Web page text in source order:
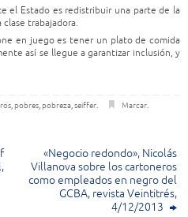
el Estado es redistribuir una parte de la
trabajadora.
en juego es tener un plato de comida
así se llegue a garantizar inclusión, y
, pobres, pobreza,seiffer. Marcar.
«Negocio redondo», Nicolás
Villanova sobre los cartoneros
como empleados en negro del
GCBA, revista Veintitrés,
4/12/2013